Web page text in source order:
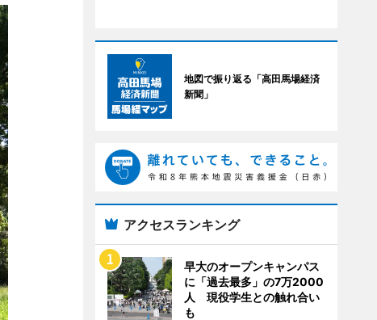
地図で振り返る「高田馬場経済
新聞」
アクセスランキング
早大のオープンキャンパス
に「過去最多」の7万2000
人 現役学生との触れ合い
も